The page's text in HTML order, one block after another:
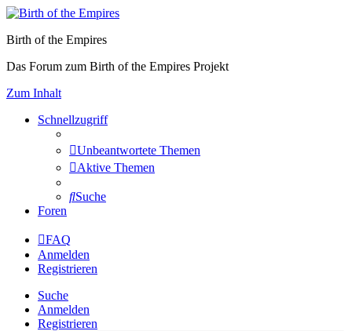
Birth of the Empires
Das Forum zum Birth of the Empires Projekt
Zum Inhalt
Schnellzugriff
Unbeantwortete Themen
Aktive Themen
Suche
Foren
FAQ
Anmelden
Registrieren
Suche
Anmelden
Registrieren